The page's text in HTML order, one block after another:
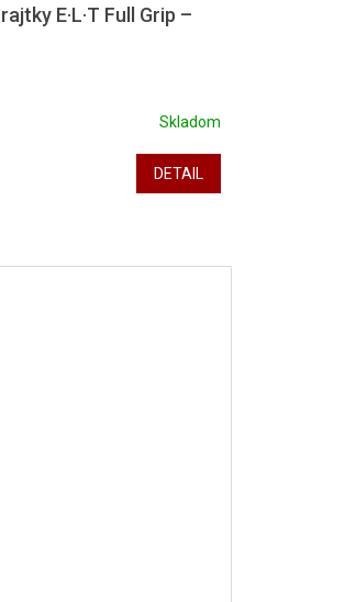
E·L·T Full Grip –
Skladom
DETAIL